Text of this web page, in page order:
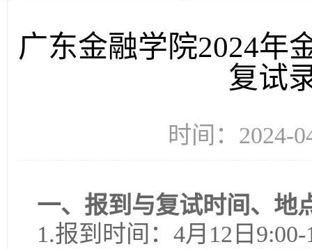
广东金融学院2024年
复试
时间：
一、报到与复试时间、地
1.报到时间：4月12日9:00-